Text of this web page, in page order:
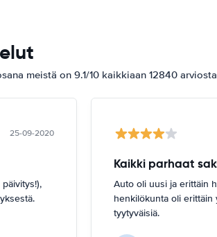
meistä on 9.1/10 kaikkiaan 12840 arviosta
25-09-2020
Kaikki parhaat
Auto oli uusi ja erittäin
henkilökunta oli erittäin
tyytyväisiä.